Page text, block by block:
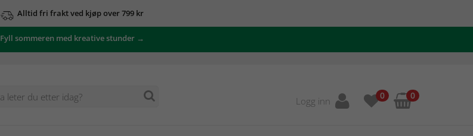
Alltid fri frakt ved kjøp over 799 kr
Fyll sommeren med kreative stunder →
Logg inn 0 0